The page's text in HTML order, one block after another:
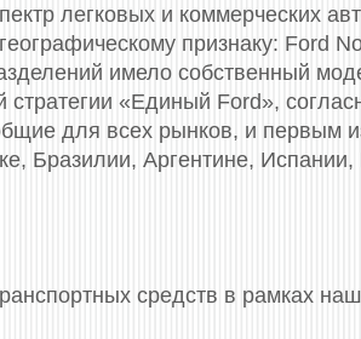
легковых и коммерческих
признаку: Ford
имело собственный
«Единый Ford»,
для всех рынков, и первым
Бразилии, Аргентине, Испании,
средств в рамках